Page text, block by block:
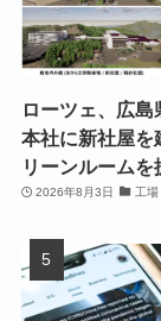
ローツェ、広島
本社に新社屋を
リーンルームを
2026年8月3日 工場